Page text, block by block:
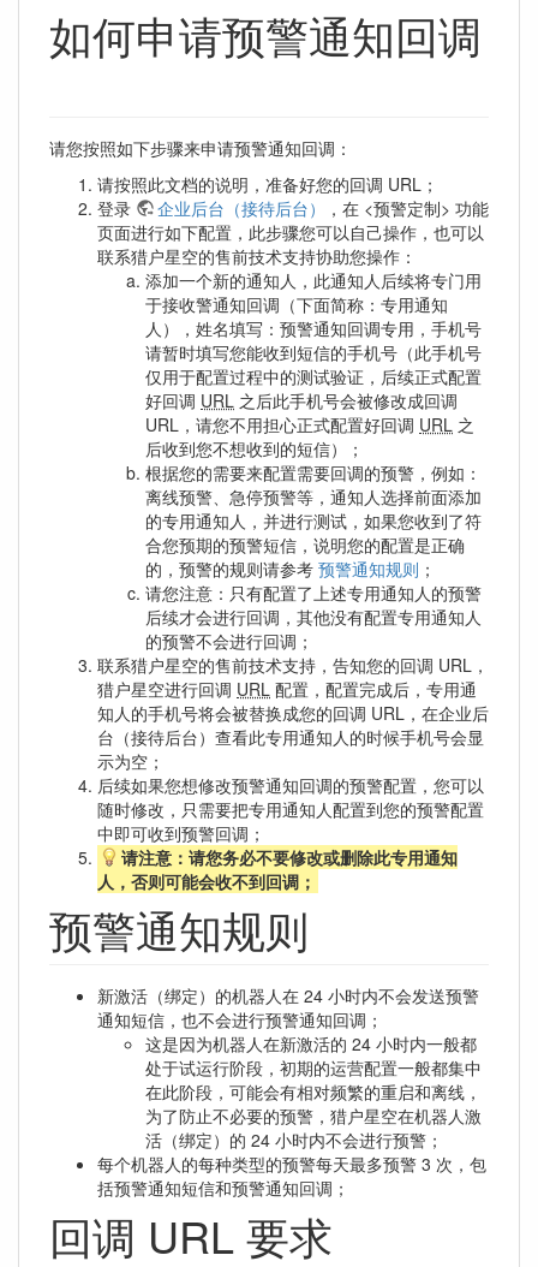
如何申请预警通知回调
请您按照如下步骤来申请预警通知回调：
请按照此文档的说明，准备好您的回调 URL；
登录
企业后台（接待后台）
，在 <预警定制> 功能
页面进行如下配置，此步骤您可以自己操作，也可以
联系猎户星空的售前技术支持协助您操作：
添加一个新的通知人，此通知人后续将专门用
于接收警通知回调（下面简称：专用通知
人），姓名填写：预警通知回调专用，手机号
请暂时填写您能收到短信的手机号（此手机号
仅用于配置过程中的测试验证，后续正式配置
好回调 URL 之后此手机号会被修改成回调
URL，请您不用担心正式配置好回调 URL 之
后收到您不想收到的短信）；
根据您的需要来配置需要回调的预警，例如：
离线预警、急停预警等，通知人选择前面添加
的专用通知人，并进行测试，如果您收到了符
合您预期的预警短信，说明您的配置是正确
的，预警的规则请参考 预警通知规则 ；
请您注意：只有配置了上述专用通知人的预警
后续才会进行回调，其他没有配置专用通知人
的预警不会进行回调；
联系猎户星空的售前技术支持，告知您的回调 URL，
猎户星空进行回调 URL 配置，配置完成后，专用通
知人的手机号将会被替换成您的回调 URL，在企业后
台（接待后台）查看此专用通知人的时候手机号会显
示为空；
后续如果您想修改预警通知回调的预警配置，您可以
随时修改，只需要把专用通知人配置到您的预警配置
中即可收到预警回调；
请注意：请您务必不要修改或删除此专用通知
人，否则可能会收不到回调；
预警通知规则
新激活（绑定）的机器人在 24 小时内不会发送预警
通知短信，也不会进行预警通知回调；
这是因为机器人在新激活的 24 小时内一般都
处于试运行阶段，初期的运营配置一般都集中
在此阶段，可能会有相对频繁的重启和离线，
为了防止不必要的预警，猎户星空在机器人激
活（绑定）的 24 小时内不会进行预警；
每个机器人的每种类型的预警每天最多预警 3 次，包
括预警通知短信和预警通知回调；
回调 URL 要求